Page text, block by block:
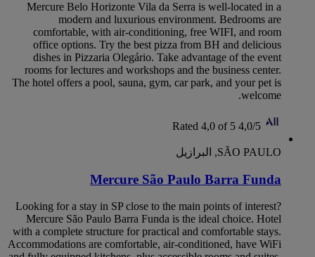
Mercure Belo Horizonte Vila da Serra is well-located in a
modern and luxurious environment. Bedrooms are
comfortable, with air-conditioning, free WIFI, and room
office options. Try the best pizza from BH and delicious
dishes in Pizzaria Olegário. Take advantage of the event
rooms for lectures and workshops and the business center.
The hotel offers a pool, sauna, gym, car park, and your pet is
welcome.
4,0/5
Rated 4,0 of 5
SÃO PAULO, البرازيل
Mercure São Paulo Barra Funda
Looking for a stay in SP close to the main points of interest?
Mercure São Paulo Barra Funda is the ideal choice. Hotel
with a complete structure for practical and comfortable stays.
Accommodations are comfortable, air-conditioned, have WiFi